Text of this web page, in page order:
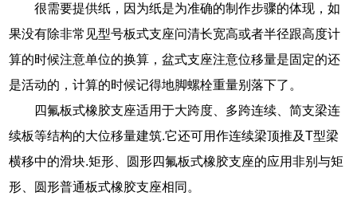
很需要提供纸，因为纸是为准确的制作步骤的体现，如
果没有除非常见型号板式支座问清长宽高或者半径跟高度计
算的时候注意单位的换算，盆式支座注意位移量是固定的还
是活动的，计算的时候记得地脚螺栓重量别落下了。
四氟板式橡胶支座适用于大跨度、多跨连续、简支梁连
续板等结构的大位移量建筑.它还可用作连续梁顶推及T型梁
横移中的滑块.矩形、圆形四氟板式橡胶支座的应用非别与矩
形、圆形普通板式橡胶支座相同。